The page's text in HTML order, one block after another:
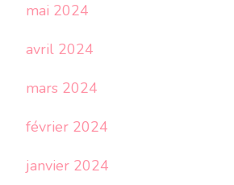
mai 2024
avril 2024
mars 2024
février 2024
janvier 2024